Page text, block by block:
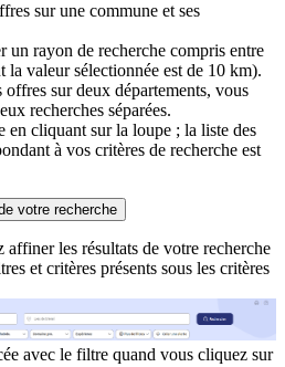
sur une commune et ses
un rayon de recherche compris entre
la valeur sélectionnée est de 10 km).
offres sur deux départements, vous
recherches séparées.
en cliquant sur la loupe ; la liste des
à vos critères de recherche est
votre recherche
affiner les résultats de votre recherche
et critères présents sous les critères
avec le filtre quand vous cliquez sur